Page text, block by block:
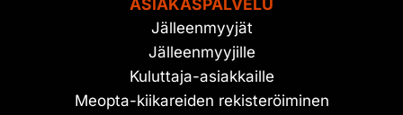
ASIAKASPALVELU
Jälleenmyyjät
Jälleenmyyjille
Kuluttaja-asiakkaille
Meopta-kiikareiden rekisteröiminen